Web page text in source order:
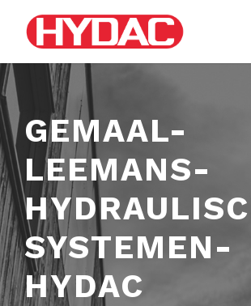
GEMAAL-
LEEMANS-
SYSTEMEN-
HYDAC